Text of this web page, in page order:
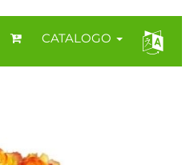
CATALOGO